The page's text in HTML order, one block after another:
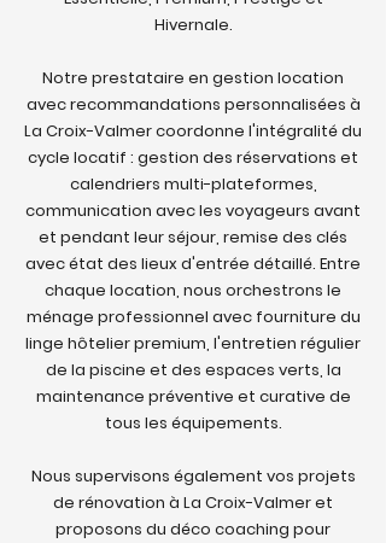
Hivernale.
Notre prestataire en gestion location
avec recommandations personnalisées à
La Croix-Valmer coordonne l'intégralité du
cycle locatif : gestion des réservations et
calendriers multi-plateformes,
communication avec les voyageurs avant
et pendant leur séjour, remise des clés
avec état des lieux d'entrée détaillé. Entre
chaque location, nous orchestrons le
ménage professionnel avec fourniture du
linge hôtelier premium, l'entretien régulier
de la piscine et des espaces verts, la
maintenance préventive et curative de
tous les équipements.
Nous supervisons également vos projets
de rénovation à La Croix-Valmer et
proposons du déco coaching pour